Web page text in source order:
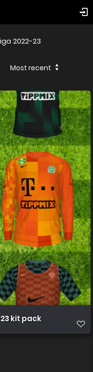
2022-23
Most recent
kit pack